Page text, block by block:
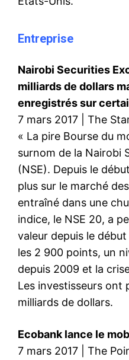
Entreprise
Nairobi Securities
milliards de dollars
enregistrés sur
7 mars 2017 | The
« La pire Bourse du
surnom de la Nairobi
(NSE). Depuis le
plus sur le marché
entraîné dans une
indice, le NSE 20, a
valeur depuis le début
les 2 900 points, un
depuis 2009 et la
Les investisseurs ont
milliards de dollars.
Ecobank lance le
7 mars 2017 | The